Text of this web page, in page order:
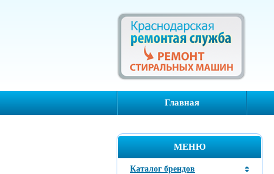
Главная
МЕНЮ
Каталог брендов